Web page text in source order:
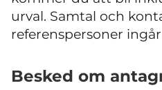
urval. Samtal och
referenspersoner
Besked om